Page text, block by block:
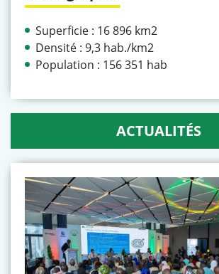
Superficie : 16 896 km2
Densité : 9,3 hab./km2
Population : 156 351 hab
ACTUALITÉS